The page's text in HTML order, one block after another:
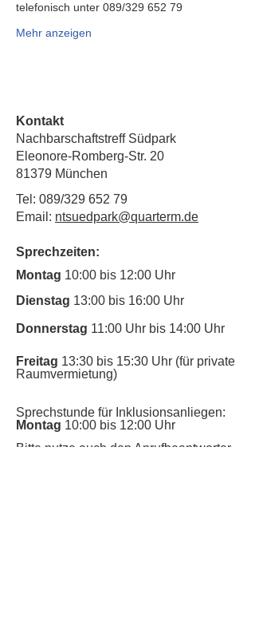
telefonisch unter 089/329 652 79
Mehr anzeigen
Kontakt
Nachbarschaftstreff Südpark
Eleonore-Romberg-Str. 20
81379 München
Tel: 089/329 652 79
Email: ntsuedpark@quarterm.de
Sprechzeiten:
Montag 10:00 bis 12:00 Uhr
Dienstag 13:00 bis 16:00 Uhr
Donnerstag 11:00 Uhr bis 14:00 Uhr
Freitag 13:30 bis 15:30 Uhr (für private
Raumvermietung)
Sprechstunde für Inklusionsanliegen:
Montag 10:00 bis 12:00 Uhr
​Bitte nutze auch den Anrufbeantworter,